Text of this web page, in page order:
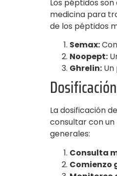
Los péptidos
medicina para
de los péptidos
Semax:
Noopept:
Ghrelin:
La dosificación
consultar con
generales:
Consulta
Comienzo